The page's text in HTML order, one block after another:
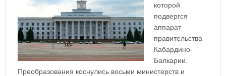
которой
подвергся
аппарат
правительства
Кабардино-
Балкарии.
Преобразования коснулись восьми министерств и